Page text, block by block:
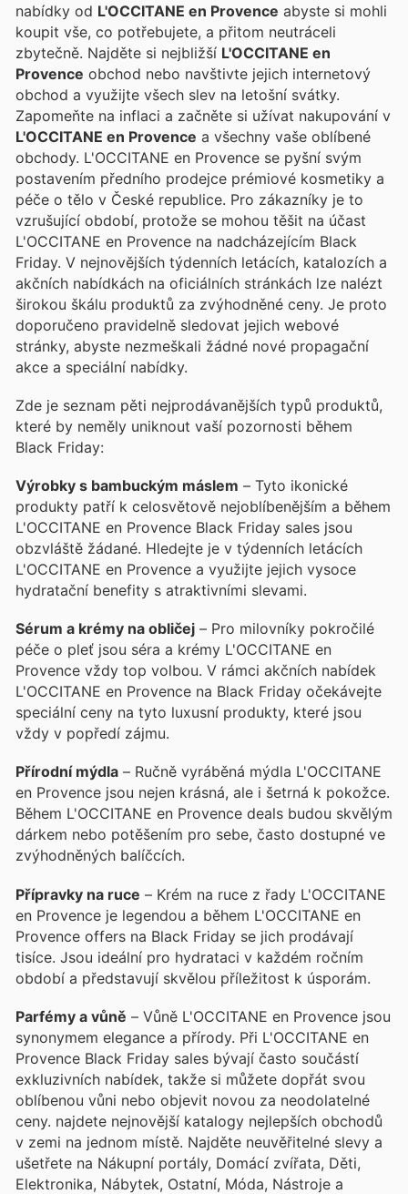
nabídky od L'OCCITANE en Provence abyste si mohli
koupit vše, co potřebujete, a přitom neutráceli
zbytečně. Najděte si nejbližší L'OCCITANE en
Provence obchod nebo navštivte jejich internetový
obchod a využijte všech slev na letošní svátky.
Zapomeňte na inflaci a začněte si užívat nakupování v
L'OCCITANE en Provence a všechny vaše oblíbené
obchody. L'OCCITANE en Provence se pyšní svým
postavením předního prodejce prémiové kosmetiky a
péče o tělo v České republice. Pro zákazníky je to
vzrušující období, protože se mohou těšit na účast
L'OCCITANE en Provence na nadcházejícím Black
Friday. V nejnovějších týdenních letácích, katalozích a
akčních nabídkách na oficiálních stránkách lze nalézt
širokou škálu produktů za zvýhodněné ceny. Je proto
doporučeno pravidelně sledovat jejich webové
stránky, abyste nezmeškali žádné nové propagační
akce a speciální nabídky.
Zde je seznam pěti nejprodávanějších typů produktů,
které by neměly uniknout vaší pozornosti během
Black Friday:
Výrobky s bambuckým máslem – Tyto ikonické
produkty patří k celosvětově nejoblíbenějším a během
L'OCCITANE en Provence Black Friday sales jsou
obzvláště žádané. Hledejte je v týdenních letácích
L'OCCITANE en Provence a využijte jejich vysoce
hydratační benefity s atraktivními slevami.
Sérum a krémy na obličej – Pro milovníky pokročilé
péče o pleť jsou séra a krémy L'OCCITANE en
Provence vždy top volbou. V rámci akčních nabídek
L'OCCITANE en Provence na Black Friday očekávejte
speciální ceny na tyto luxusní produkty, které jsou
vždy v popředí zájmu.
Přírodní mýdla – Ručně vyráběná mýdla L'OCCITANE
en Provence jsou nejen krásná, ale i šetrná k pokožce.
Během L'OCCITANE en Provence deals budou skvělým
dárkem nebo potěšením pro sebe, často dostupné ve
zvýhodněných balíčcích.
Přípravky na ruce – Krém na ruce z řady L'OCCITANE
en Provence je legendou a během L'OCCITANE en
Provence offers na Black Friday se jich prodávají
tisíce. Jsou ideální pro hydrataci v každém ročním
období a představují skvělou příležitost k úsporám.
Parfémy a vůně – Vůně L'OCCITANE en Provence jsou
synonymem elegance a přírody. Při L'OCCITANE en
Provence Black Friday sales bývají často součástí
exkluzivních nabídek, takže si můžete dopřát svou
oblíbenou vůni nebo objevit novou za neodolatelné
ceny. najdete nejnovější katalogy nejlepších obchodů
v zemi na jednom místě. Najděte neuvěřitelné slevy a
ušetřete na Nákupní portály, Domácí zvířata, Děti,
Elektronika, Nábytek, Ostatní, Móda, Nástroje a